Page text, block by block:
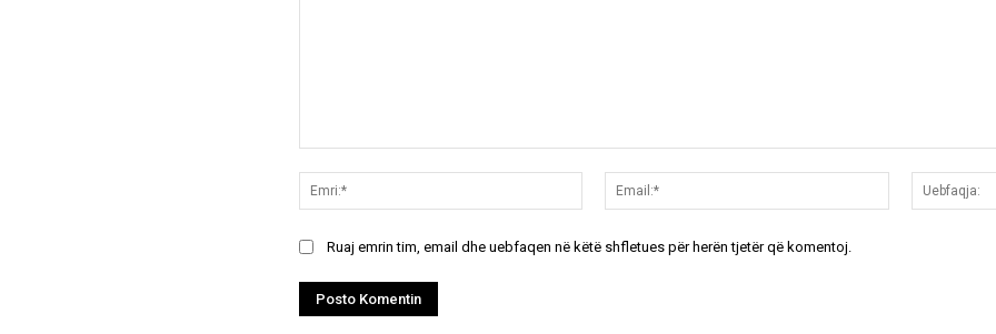
Emri:*
Email:*
Ruaj emrin tim, email dhe uebfaqen në këtë shfletues për herën tjetër që komentoj.